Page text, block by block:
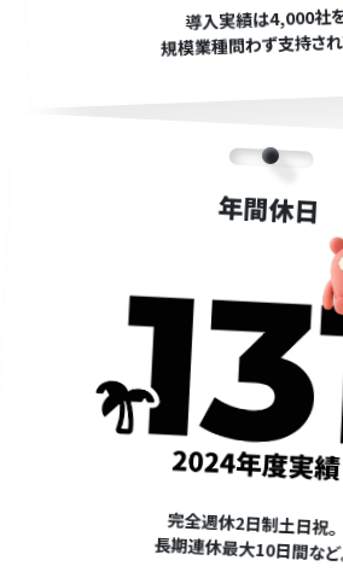
導入実績は4,000社
規模業種問わず支持さ
年間休日
完全週休2日制土日祝｡
長期連休最大10日間な